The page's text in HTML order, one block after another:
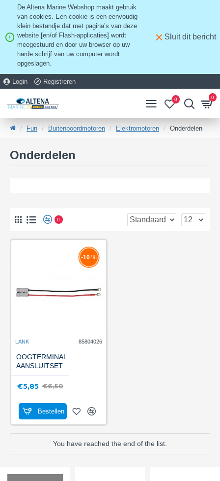
De Altena Marine Webshop maakt gebruik
van cookies. Een cookie is een eenvoudig
klein bestandje dat met pagina’s van deze
website [en/of Flash-applicaties] wordt
meegestuurd en door uw browser op uw
harde schrijf van uw computer wordt
opgeslagen.
Sluit dit bericht
Login Registreren
0 0
Fun Buitenboordmotoren Elektromotoren Onderdelen
Onderdelen
0
-10 %
LANK 85804026
OOGTERMINAL
AANSLUITSET
€5,85 €6,50
Bestellen
You have reached the end of the list.